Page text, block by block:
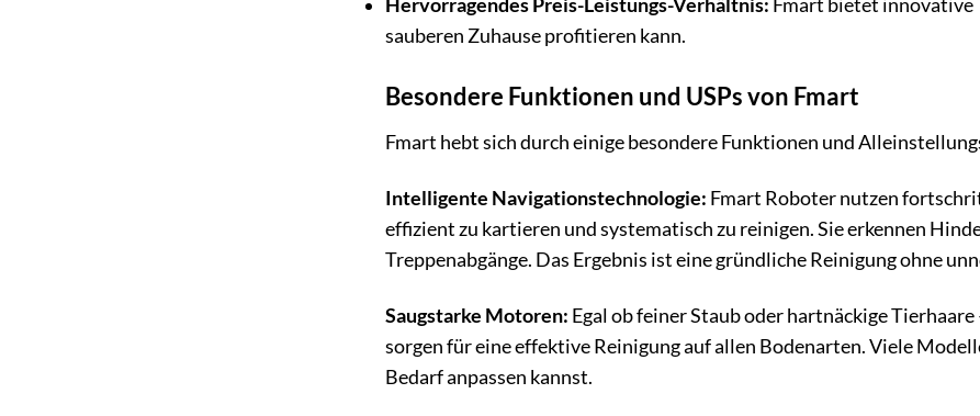
Hervorragendes Preis-Leistungs-Verhältnis: Fmart bietet innovative
sauberen Zuhause profitieren kann.
Besondere Funktionen und USPs von Fmart
Fmart hebt sich durch einige besondere Funktionen und
Intelligente Navigationstechnologie: Fmart Roboter nutzen
effizient zu kartieren und systematisch zu reinigen. Sie erkennen
Treppenabgänge. Das Ergebnis ist eine gründliche Reinigung ohne
Saugstarke Motoren: Egal ob feiner Staub oder hartnäckige
sorgen für eine effektive Reinigung auf allen Bodenarten. Viele
Bedarf anpassen kannst.